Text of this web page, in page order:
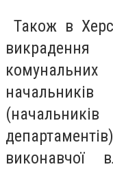
Також в
комунальних
виконавчої